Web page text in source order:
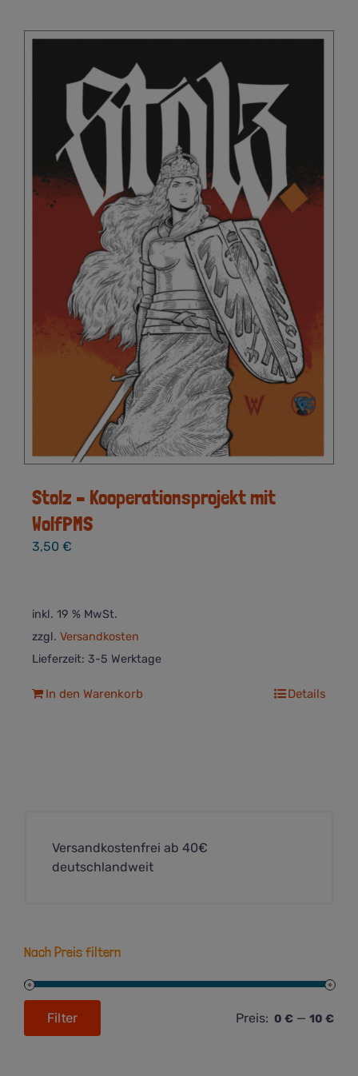
Stolz – Kooperationsprojekt mit
WolfPMS
3,50 €
inkl. 19 % MwSt.
zzgl. Versandkosten
Lieferzeit: 3-5 Werktage
In den Warenkorb Details
Versandkostenfrei ab 40€
deutschlandweit
Nach Preis filtern
Max.
Filter Preis: 0 € — 10 €